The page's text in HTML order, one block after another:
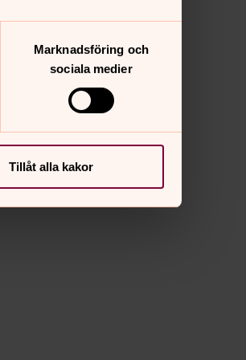
Marknadsföring och
sociala medier
Tillåt alla kakor